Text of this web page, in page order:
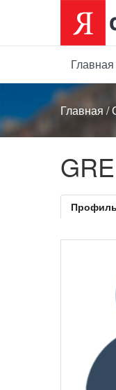
Главная
Главная /
Профиль